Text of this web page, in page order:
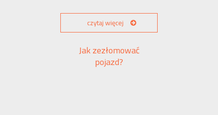
czytaj więcej
Jak zezłomować
pojazd?